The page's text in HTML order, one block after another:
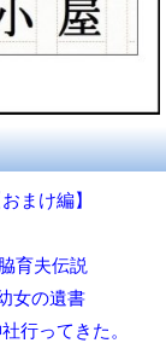
まけ編】
育夫伝説
女の遺書
行ってきた。